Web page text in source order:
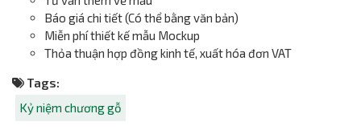
Báo giá chi tiết (Có thể bằng văn bản)
Miễn phí thiết kế mẫu Mockup
Thỏa thuận hợp đồng kinh tế, xuất hóa đơn VAT
Tags:
Kỷ niệm chương gỗ